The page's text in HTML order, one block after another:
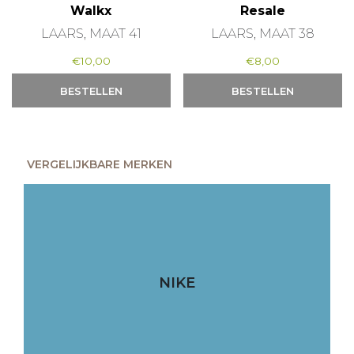
Walkx
LAARS, MAAT 41
€10,00
BESTELLEN
Resale
LAARS, MAAT 38
€8,00
BESTELLEN
VERGELIJKBARE MERKEN
NIKE